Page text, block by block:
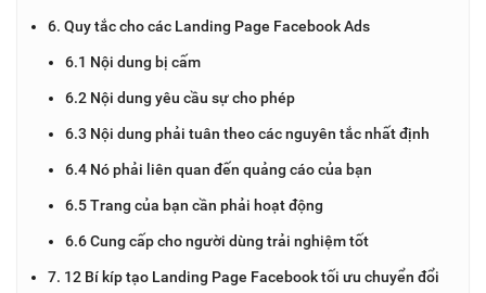
6. Quy tắc cho các Landing Page Facebook Ads
6.1 Nội dung bị cấm
6.2 Nội dung yêu cầu sự cho phép
6.3 Nội dung phải tuân theo các nguyên tắc nhất định
6.4 Nó phải liên quan đến quảng cáo của bạn
6.5 Trang của bạn cần phải hoạt động
6.6 Cung cấp cho người dùng trải nghiệm tốt
7. 12 Bí kíp tạo Landing Page Facebook tối ưu chuyển đổi